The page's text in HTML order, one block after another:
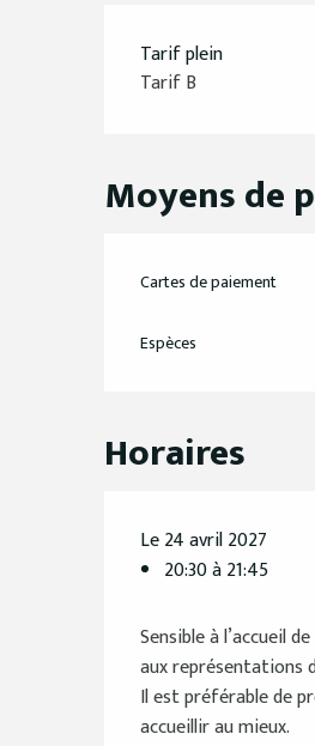
Tarif plein
Tarif B
Moyens de
Cartes de paiement
Espèces
Horaires
Le 24 avril 2027
20:30 à 21:45
Sensible à l’accueil
aux représentations
Il est préférable de
accueillir au mieux.